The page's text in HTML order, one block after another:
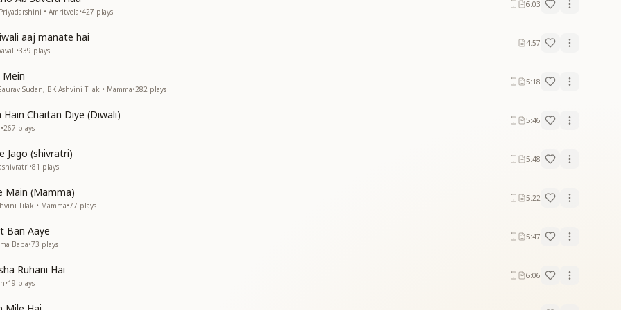
के संग प्यार
बाबा के ही संग
के संग का रंग
ही संसार
दिखाया
आपका सच्चा ज्ञान ही बाबा
के संग प्यार
गले में हाथ
के संग प्यार
• Amritvela•427 plays
6:03
aaj manate hai
•339 plays
4:57
Mein
Sudan, BK Ashvini Tilak • Mamma•282 plays
5:18
Chaitan Diye (Diwali)
•267 plays
5:46
Jago (shivratri)
•81 plays
5:48
Main (Mamma)
Tilak • Mamma•77 plays
5:22
Ban Aaye
Baba•73 plays
5:47
Ruhani Hai
•19 plays
6:06